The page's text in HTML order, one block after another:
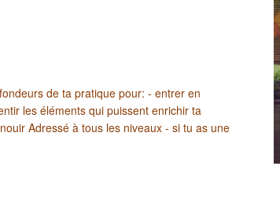
de ta pratique pour: - entrer en
les éléments qui puissent enrichir ta
Adressé à tous les niveaux - si tu as une